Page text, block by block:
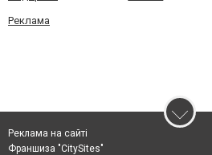
Реклама
Реклама на сайті
Франшиза "CitySites"